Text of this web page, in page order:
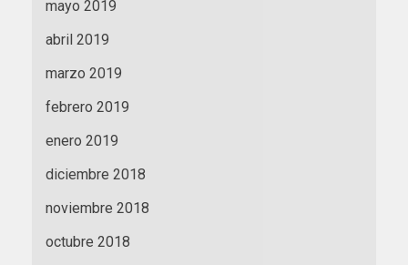
mayo 2019
abril 2019
marzo 2019
febrero 2019
enero 2019
diciembre 2018
noviembre 2018
octubre 2018